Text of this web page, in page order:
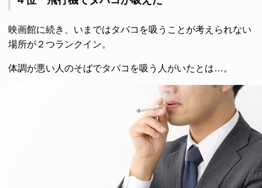
映画館に続き、いまではタバコを吸うことが考えられない
場所が２つランクイン。
体調が悪い人のそばでタバコを吸う人がいたとは…。